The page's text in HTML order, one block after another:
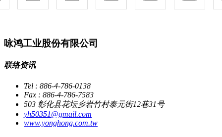
咏鸿工业股份有限公司
联络资讯
Tel : 886-4-786-0138
Fax : 886-4-786-7583
503 彰化县花坛乡岩竹村泰元街12巷31号
yh50351@gmail.com
www.yonghong.com.tw